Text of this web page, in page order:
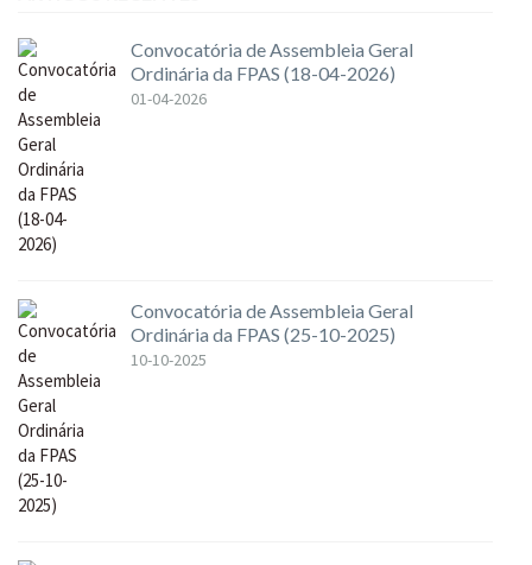
Convocatória de Assembleia Geral
Ordinária da FPAS (18-04-2026)
01-04-2026
Convocatória de Assembleia Geral
Ordinária da FPAS (25-10-2025)
10-10-2025